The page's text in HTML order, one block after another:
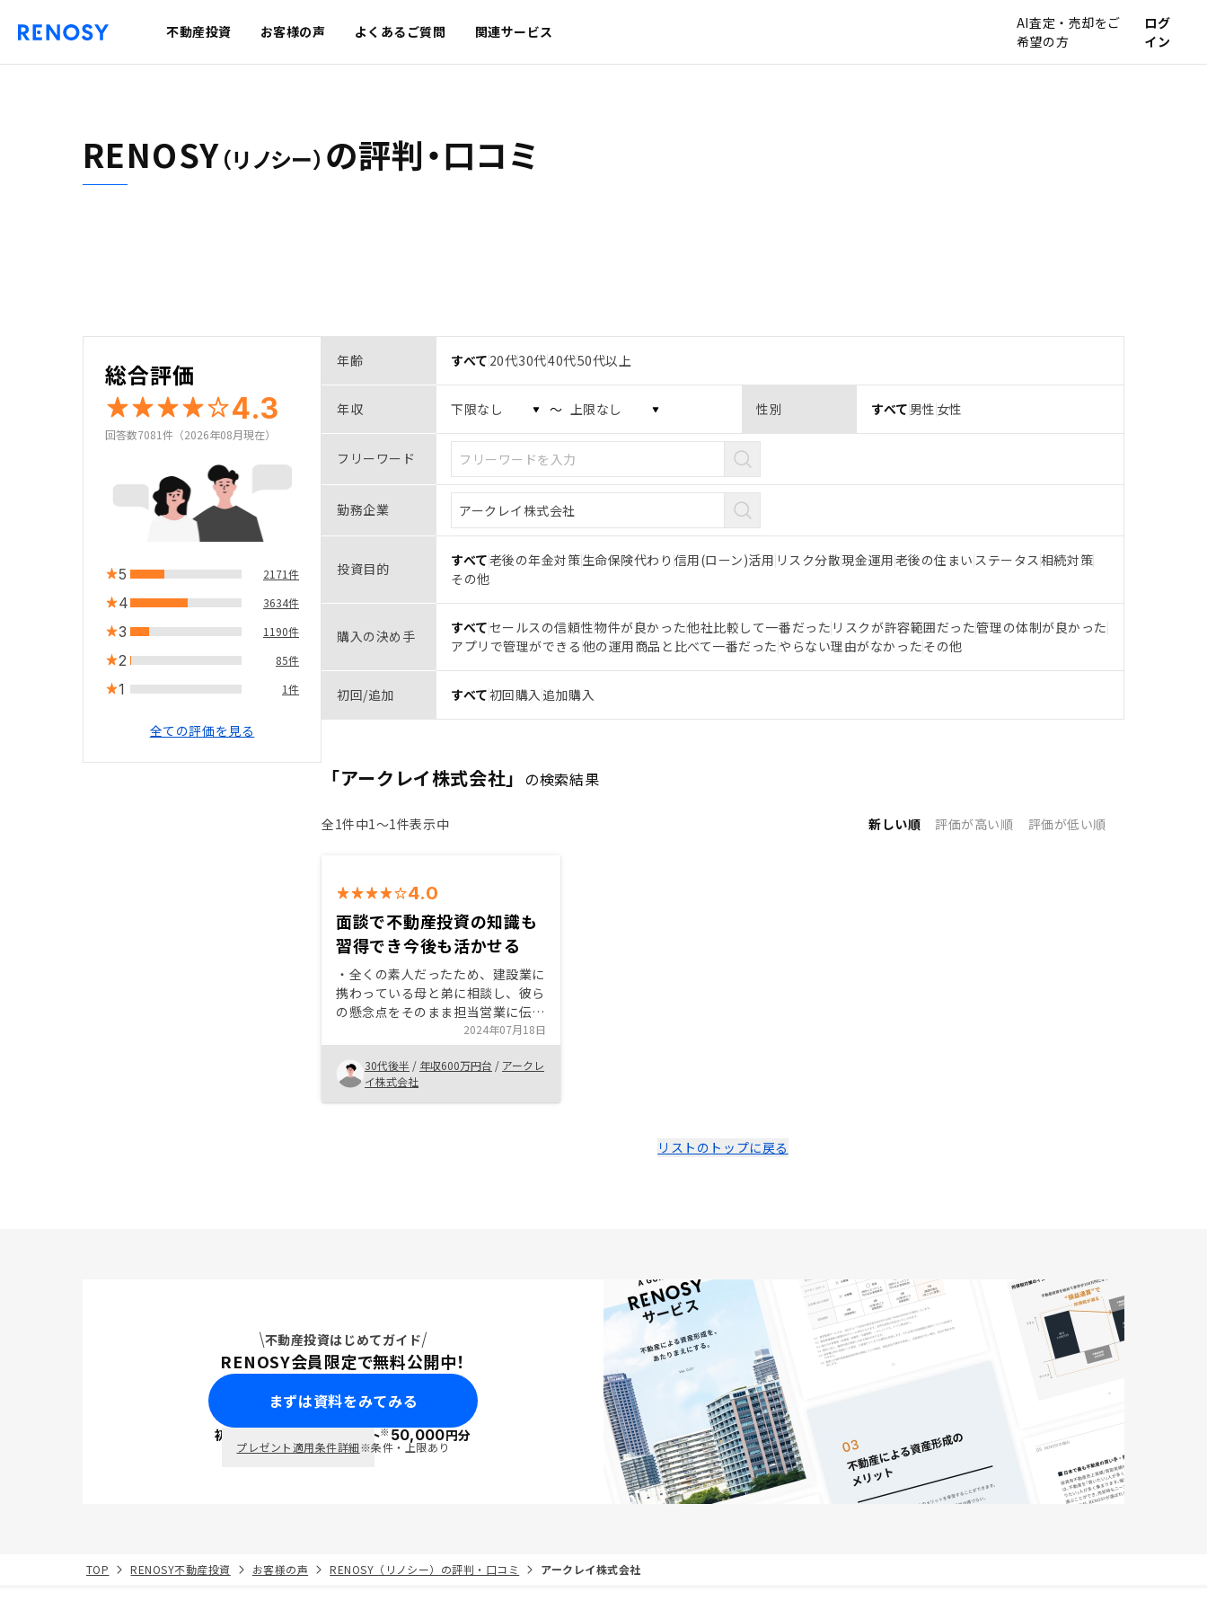
不動産投資 お客様の声 よくあるご質問 関連サービス
AI査定・売却をご
希望の方
ログ
イン
RENOSY（リノシー） の評判・口コミ
総合評価
4.3
回答数7081件（2026年08月現在）
5 2171件
4 3634件
3 1190件
2 85件
1 1件
全ての評価を見る
年齢 すべて 20代30代40代50代以上
年収 〜 性別 すべて 男性 女性
フリーワード
勤務企業
投資目的 すべて老後の年金対策生命保険代わり 信用(ローン)活用 リスク分散現金運用老後の住まい ステータス相続対策
その他
購入の決め手 すべてセールスの信頼性物件が良かった他社比較して一番だった リスクが許容範囲だった管理の体制が良かった
アプリで管理ができる 他の運用商品と比べて一番だった やらない理由がなかったその他
初回/追加 すべて初回購入 追加購入
「アークレイ株式会社」 の検索結果
全1件中1〜1件表示中 新しい順 評価が高い順 評価が低い順
4.0
面談で不動産投資の知識も
習得でき今後も活かせる
・全くの素人だったため、建設業に
携わっている母と弟に相談し、彼ら
の懸念点をそのまま担当営業に伝え
るのを何回も繰り返し、最後に一切
の懸念が残らなかった状態で購入を
決めました。 ・特に空室保証の部
分が安心材料となりました。 ・絶
えない質問に担当営業はいつも丁寧
2024年07月18日
30代後半 / 年収600万円台 / アークレ
イ株式会社
リストのトップに戻る
不動産投資はじめてガイド
RENOSY会員限定で無料公開中！
まずは資料をみてみる
初回面談で ポイント※50,000円分
プレゼント適用条件詳細※条件・上限あり
TOP RENOSY不動産投資 お客様の声 RENOSY（リノシー）の評判・口コミ アークレイ株式会社